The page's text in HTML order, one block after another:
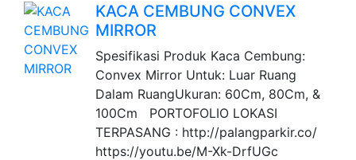
KACA CEMBUNG CONVEX
MIRROR
Spesifikasi Produk Kaca Cembung:
Convex Mirror Untuk: Luar Ruang
Dalam RuangUkuran: 60Cm, 80Cm, &
100Cm PORTOFOLIO LOKASI
TERPASANG : http://palangparkir.co/
https://youtu.be/M-Xk-DrfUGc